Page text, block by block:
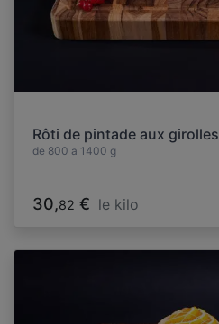
Rôti de pintade aux girolles
de 800 a 1400 g
30,82 € le kilo